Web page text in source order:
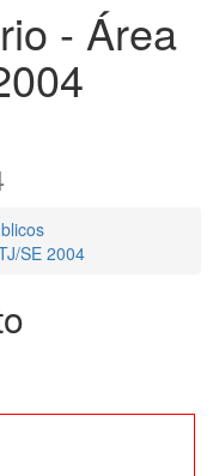
- Área
SE 2004